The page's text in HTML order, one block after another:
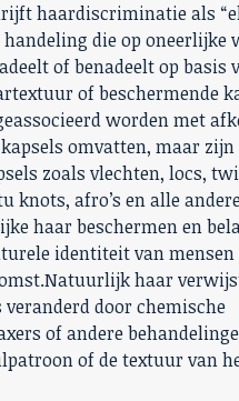
haardiscriminatie als
die op oneerlijke
of benadeelt op basis
of beschermende
worden met
omvatten, maar
zoals vlechten, locs,
knots, afro’s en alle
haar beschermen en
identiteit van mensen
haar
door chemische
of andere
of de textuur van